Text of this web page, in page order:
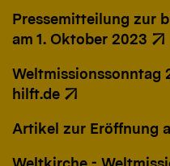
Pressemitteilung zur
am 1. Oktober 2023
Weltmissionssonntag
hilft.de
Artikel zur Eröffnung